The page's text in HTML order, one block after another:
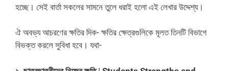
হচ্ছে। সেই বার্তা সকলের সামনে তুলে ধরাই হলো এই লেখার উদ্দেশ্য।
ঐ অবভ্য আচরণের ক্ষতির দিক- ক্ষতির ক্ষেত্রগুলিকে মূলত তিনটি বিভাগে
বিভক্ত করলে সুবিধা হবে। যথা-